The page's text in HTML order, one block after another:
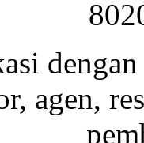
dengan
agen,